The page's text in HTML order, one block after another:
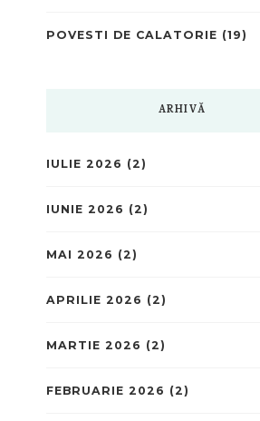
POVESTI DE CALATORIE (19)
ARHIVĂ
IULIE 2026 (2)
IUNIE 2026 (2)
MAI 2026 (2)
APRILIE 2026 (2)
MARTIE 2026 (2)
FEBRUARIE 2026 (2)